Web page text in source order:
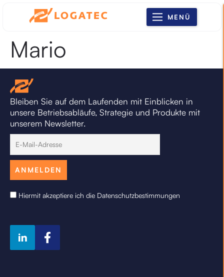
MENÜ
Mario
Bleiben Sie auf dem Laufenden mit Einblicken in
unsere Betriebsabläufe, Strategie und Produkte mit
unserem Newsletter.
Hiermit akzeptiere ich die Datenschutzbestimmungen